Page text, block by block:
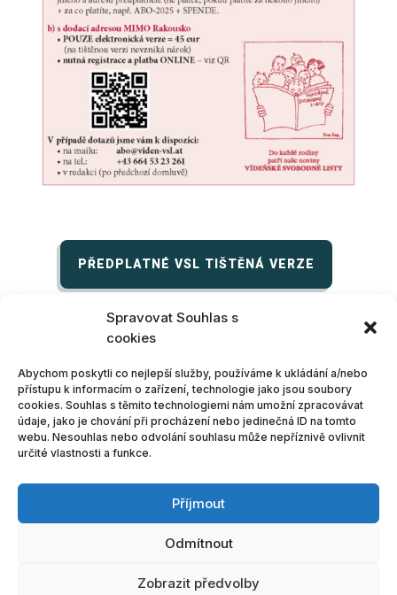
Spravovat Souhlas s
cookies
Abychom poskytli co nejlepší služby, používáme k ukládání a/nebo
přístupu k informacím o zařízení, technologie jako jsou soubory
cookies. Souhlas s těmito technologiemi nám umožní zpracovávat
údaje, jako je chování při procházení nebo jedinečná ID na tomto
webu. Nesouhlas nebo odvolání souhlasu může nepříznivě ovlivnit
určité vlastnosti a funkce.
Příjmout
Odmítnout
Zobrazit předvolby
PŘEDPLATNÉ VSL TIŠTĚNÁ VERZE
(zasíláme POUZE na dodací adresy v Rakousku)
PŘEDPLATNÉ VSL ELEKTRONICKÁ VERZE
(zatím POUZE na dodací adresy MIMO Rakousko)
Zásady cookies (EU)
Zásady ochrany osobních údajů